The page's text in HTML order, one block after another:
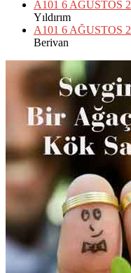
A101 6 AĞUSTOS
Yıldırım
A101 6 AĞUSTOS
Berivan